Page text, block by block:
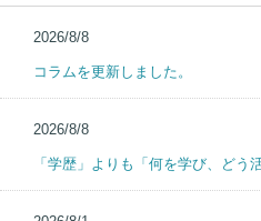
2026/8/8
コラムを更新しました。
2026/8/8
「学歴」よりも「何を学び、ど